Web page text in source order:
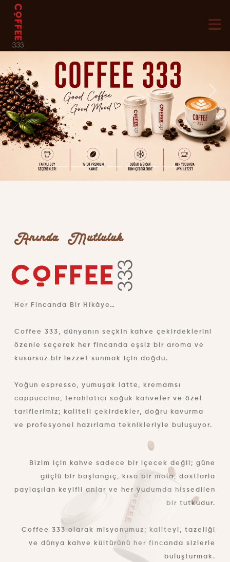
Previous Next
Anında Mutluluk
Her Fincanda Bir Hikâye…
Coffee 333, dünyanın seçkin kahve çekirdeklerini
özenle seçerek her fincanda eşsiz bir aroma ve
kusursuz bir lezzet sunmak için doğdu.
Yoğun espresso, yumuşak latte, kremamsı
cappuccino, ferahlatıcı soğuk kahveler ve özel
tariflerimiz; kaliteli çekirdekler, doğru kavurma
ve profesyonel hazırlama teknikleriyle buluşuyor.
Bizim için kahve sadece bir içecek değil; güne
güçlü bir başlangıç, kısa bir mola, dostlarla
paylaşılan keyifli anlar ve her yudumda hissedilen
bir tutkudur.
Coffee 333 olarak misyonumuz; kaliteyi, tazeliği
ve dünya kahve kültürünü her fincanda sizlerle
buluşturmak.